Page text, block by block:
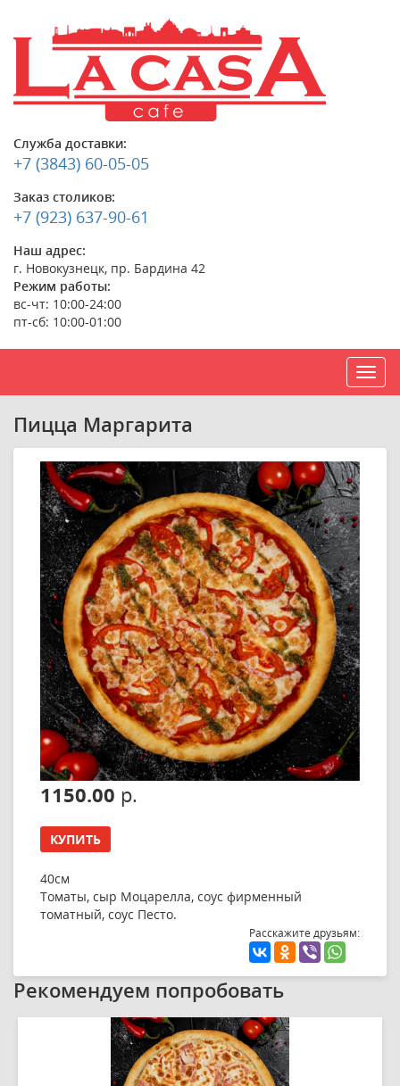
Служба доставки:
+7 (3843) 60-05-05
Заказ столиков:
+7 (923) 637-90-61
Наш адрес:
г. Новокузнецк, пр. Бардина 42
Режим работы:
вс-чт: 10:00-24:00
пт-сб: 10:00-01:00
Пицца Маргарита
1150.00 р.
КУПИТЬ
40см
Томаты, сыр Моцарелла, соус фирменный
томатный, соус Песто.
Расскажите друзьям:
Рекомендуем попробовать